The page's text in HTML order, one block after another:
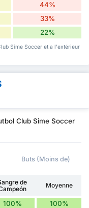
44%
33%
22%
Sime Soccer et a l'extérieur
Club Sime Soccer
Buts (Moins de)
de
Moyenne
100% 100%